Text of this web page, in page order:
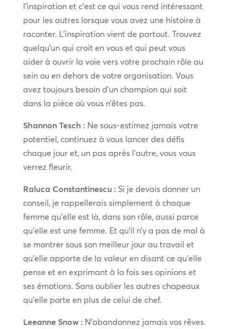
l’inspiration et c’est ce qui vous rend intéressant
pour les autres lorsque vous avez une histoire à
raconter. L’inspiration vient de partout. Trouvez
quelqu’un qui croit en vous et qui peut vous
aider à ouvrir la voie vers votre prochain rôle au
sein ou en dehors de votre organisation. Vous
avez toujours besoin d’un champion qui soit
dans la pièce où vous n’êtes pas.
Shannon Tesch :Ne sous-estimez jamais votre
potentiel, continuez à vous lancer des défis
chaque jour et, un pas après l’autre, vous vous
verrez fleurir.
Raluca Constantinescu :Si je devais donner un
conseil, je rappellerais simplement à chaque
femme qu’elle est là, dans son rôle, aussi parce
qu’elle est une femme. Et qu’il n’y a pas de mal à
se montrer sous son meilleur jour au travail et
qu’elle apporte de la valeur en disant ce qu’elle
pense et en exprimant à la fois ses opinions et
ses émotions. Sans oublier les autres chapeaux
qu’elle porte en plus de celui de chef.
Leeanne Snow :N’abandonnez jamais vos rêves.